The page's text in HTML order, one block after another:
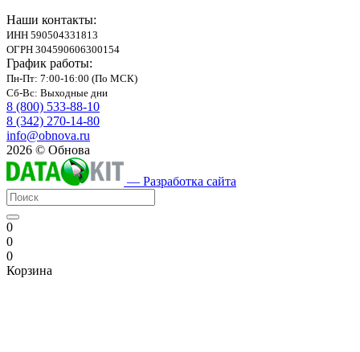
Наши контакты:
ИНН 590504331813
ОГРН 304590606300154
График работы:
Пн-Пт: 7:00-16:00 (По МСК)
Сб-Вс: Выходные дни
8 (800) 533-88-10
8 (342) 270-14-80
info@obnova.ru
2026 © Обнова
— Разработка сайта
0
0
0
Корзина